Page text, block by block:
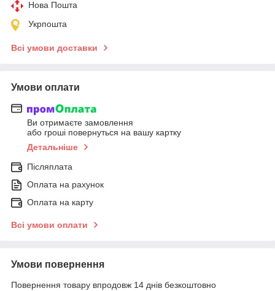
Нова Пошта
Укрпошта
Всі умови доставки
Умови оплати
Ви отримаєте замовлення
або гроші повернуться на вашу картку
Детальніше
Післяплата
Оплата на рахунок
Оплата на карту
Всі умови оплати
Умови повернення
Повернення товару впродовж 14 днів безкоштовно